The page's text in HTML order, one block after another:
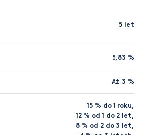
5 let
5,83 %
Až 3 %
15 % do 1 roku,
12 % od 1 do 2 let,
8 % od 2 do 3 let,